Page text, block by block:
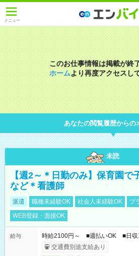
メニュー
このお仕事情報は掲載が終
ホームより再度アクセスし
あなたの閲覧履歴からの
未読
【週2～＊日勤のみ】保育園で
など＊看護師
派遣 職種未経験OK 社会人未経験OK
ブ
WEB登録・面接OK
給与
時給2100円～ ■週払いOK ■日収
交通費別途支給あり